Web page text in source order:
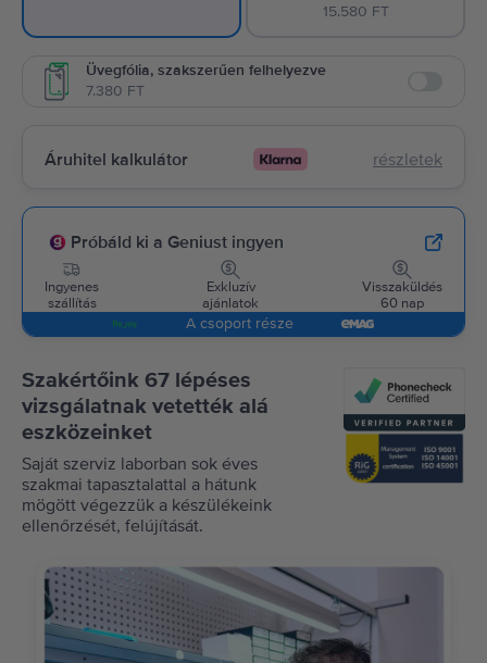
15.580 FT
Üvegfólia, szakszerűen felhelyezve
7.380 FT
Áruhitel kalkulátor részletek
Próbáld ki a Geniust ingyen
Ingyenes
szállítás
Exkluzív
ajánlatok
Visszaküldés
60 nap
A csoport része
Szakértőink 67 lépéses
vizsgálatnak vetették alá
eszközeinket
Saját szerviz laborban sok éves
szakmai tapasztalattal a hátunk
mögött végezzük a készülékeink
ellenőrzését, felújítását.